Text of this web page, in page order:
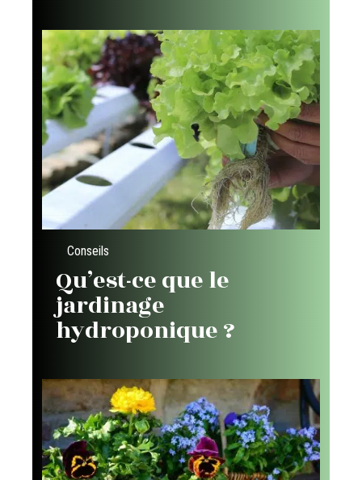
Conseils
Qu’est-ce que le
jardinage
hydroponique ?